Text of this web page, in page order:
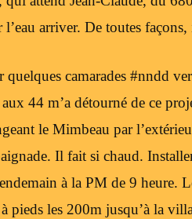
arriver. De toutes
quelques camarades #nndd
44 m’a détourné de ce
le Mimbeau par
Il fait si chaud.
à la PM de 9 heure.
pieds les 200m jusqu’à la